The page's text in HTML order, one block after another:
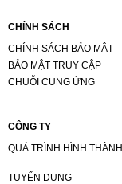
CHÍNH SÁCH
CHÍNH SÁCH BẢO MẬT
BẢO MẬT TRUY CẬP
CHUỖI CUNG ỨNG
CÔNG TY
QUÁ TRÌNH HÌNH THÀNH
TUYỂN DỤNG